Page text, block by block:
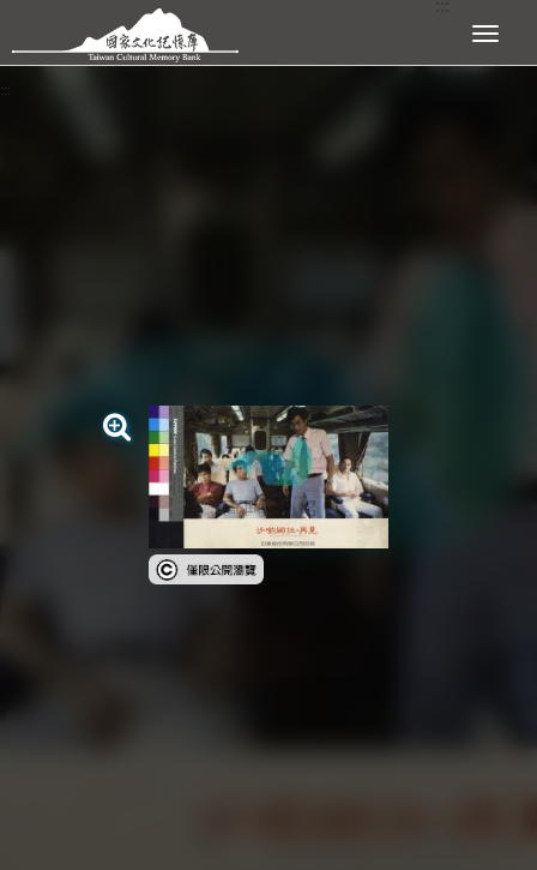
跳到主要內容區塊 展開選單
:::
受著作權法保護-僅限於本平台有限度公開瀏覽